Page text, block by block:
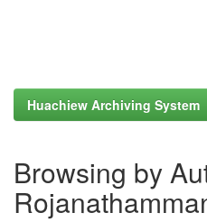
Huachiew Archiving System
Browsing by